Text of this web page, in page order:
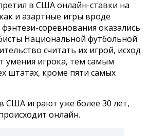
в США онлайн-ставки на
и азартные игры вроде
соревнования оказались
Национальной футбольной
считать их игрой, исход
умения игрока, тем самым
штатах, кроме пяти самых
в США играют уже более 30 лет,
онлайн.